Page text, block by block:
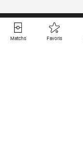
Matchs Favoris